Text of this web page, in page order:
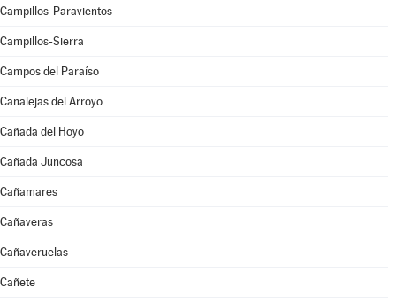
Campillos-Paravientos
Campillos-Sierra
Campos del Paraíso
Canalejas del Arroyo
Cañada del Hoyo
Cañada Juncosa
Cañamares
Cañaveras
Cañaveruelas
Cañete